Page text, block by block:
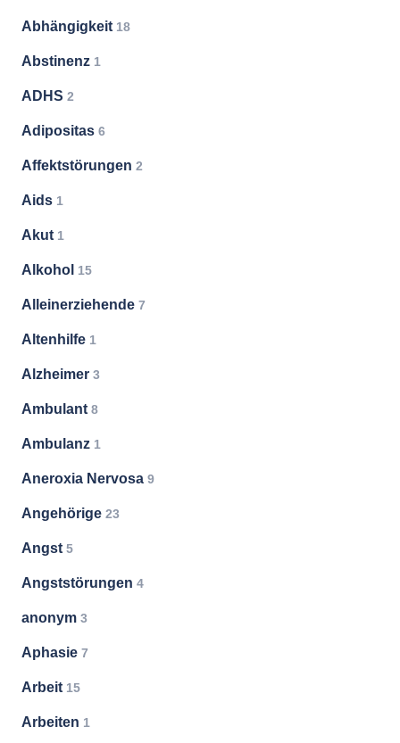
Abhängigkeit 18
Abstinenz 1
ADHS 2
Adipositas 6
Affektstörungen 2
Aids 1
Akut 1
Alkohol 15
Alleinerziehende 7
Altenhilfe 1
Alzheimer 3
Ambulant 8
Ambulanz 1
Aneroxia Nervosa 9
Angehörige 23
Angst 5
Angststörungen 4
anonym 3
Aphasie 7
Arbeit 15
Arbeiten 1